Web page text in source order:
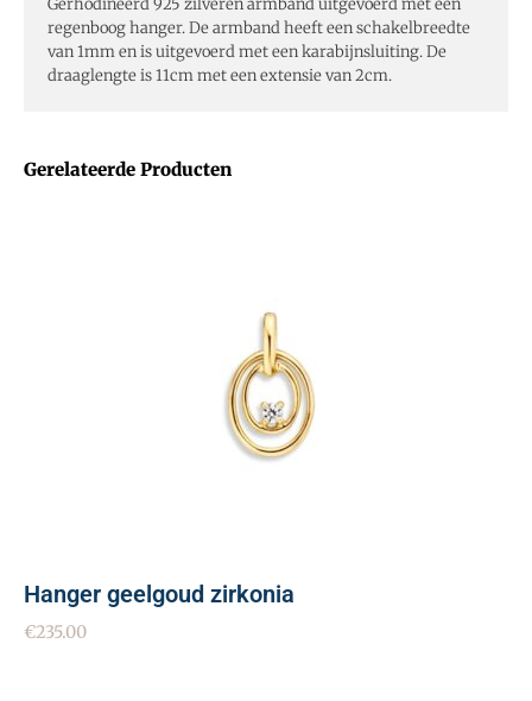
Gerelateerde Producten
Hanger geelgoud zirkonia
€235.00
regenboog hanger. De armband heeft een schakelbreedte
van 1mm en is uitgevoerd met een karabijnsluiting. De
draaglengte is 11cm met een extensie van 2cm.